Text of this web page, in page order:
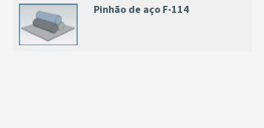
Pinhão de aço F-114